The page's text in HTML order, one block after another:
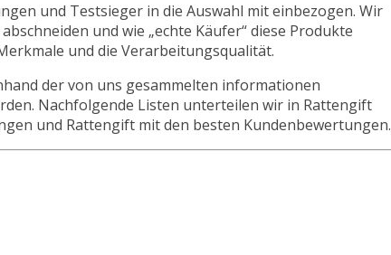
und Testsieger in die Auswahl mit einbezogen. Wir
und wie „echte Käufer“ diese Produkte
und die Verarbeitungsqualität.
der von uns gesammelten informationen
Nachfolgende Listen unterteilen wir in Rattengift
und Rattengift mit den besten Kundenbewertungen.